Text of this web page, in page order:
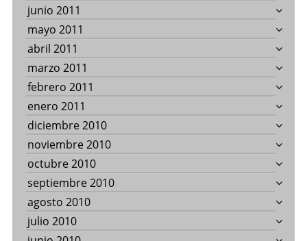
junio 2011
mayo 2011
abril 2011
marzo 2011
febrero 2011
enero 2011
diciembre 2010
noviembre 2010
octubre 2010
septiembre 2010
agosto 2010
julio 2010